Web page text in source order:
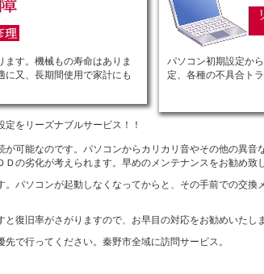
す。機械もの寿命はありま
に又、長期間使用で家計にも
パソコン初期設定か
定、各種の不具合ト
をリーズナブルサービス！！
が可能なのです。パソコンからカリカリ音やその他の異
の劣化が考えられます。早めのメンテナンスをお勧め致
パソコンが起動しなくなってからと、その手前での交
復旧率がさがりますので、お早目の対応をお勧めいたしま
で行ってください。秦野市全域に訪問サービス。